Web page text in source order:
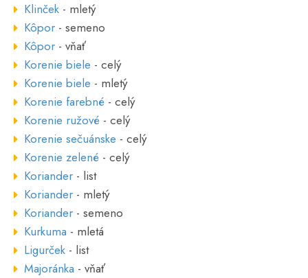
Klinček - mletý
Kôpor - semeno
Kôpor - vňať
Korenie biele - celý
Korenie biele - mletý
Korenie farebné - celý
Korenie ružové - celý
Korenie sečuánske - celý
Korenie zelené - celý
Koriander - list
Koriander - mletý
Koriander - semeno
Kurkuma - mletá
Ligurček - list
Majoránka - vňať